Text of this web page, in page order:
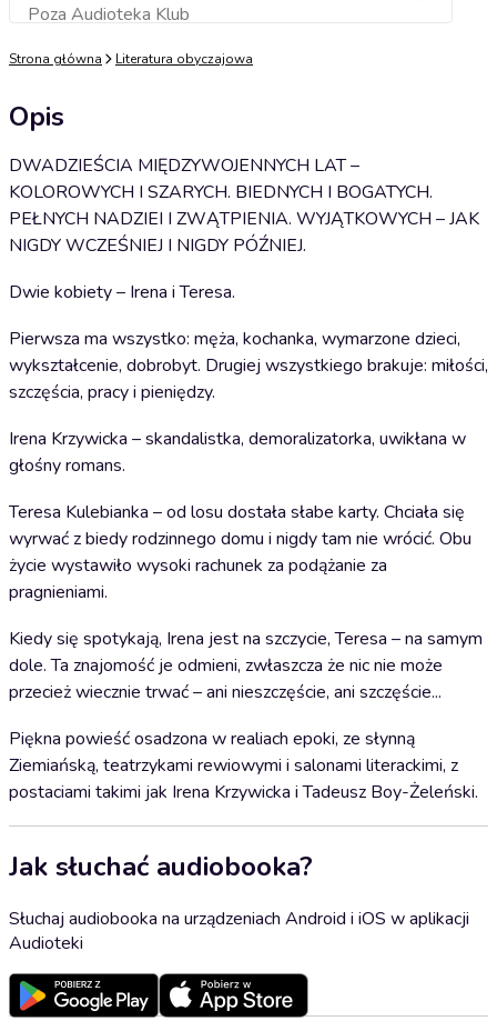
Poza Audioteka KlubDodaj do koszyka
Strona główna Literatura obyczajowa
Opis
DWADZIEŚCIA MIĘDZYWOJENNYCH LAT –
KOLOROWYCH I SZARYCH. BIEDNYCH I BOGATYCH.
PEŁNYCH NADZIEI I ZWĄTPIENIA. WYJĄTKOWYCH – JAK
NIGDY WCZEŚNIEJ I NIGDY PÓŹNIEJ.
Dwie kobiety – Irena i Teresa.
Pierwsza ma wszystko: męża, kochanka, wymarzone dzieci,
wykształcenie, dobrobyt. Drugiej wszystkiego brakuje: miłości,
szczęścia, pracy i pieniędzy.
Irena Krzywicka – skandalistka, demoralizatorka, uwikłana w
głośny romans.
Teresa Kulebianka – od losu dostała słabe karty. Chciała się
wyrwać z biedy rodzinnego domu i nigdy tam nie wrócić. Obu
życie wystawiło wysoki rachunek za podążanie za
pragnieniami.
Kiedy się spotykają, Irena jest na szczycie, Teresa – na samym
dole. Ta znajomość je odmieni, zwłaszcza że nic nie może
przecież wiecznie trwać – ani nieszczęście, ani szczęście...
Piękna powieść osadzona w realiach epoki, ze słynną
Ziemiańską, teatrzykami rewiowymi i salonami literackimi, z
postaciami takimi jak Irena Krzywicka i Tadeusz Boy-Żeleński.
Jak słuchać audiobooka?
Słuchaj audiobooka na urządzeniach Android i iOS w aplikacji
Audioteki